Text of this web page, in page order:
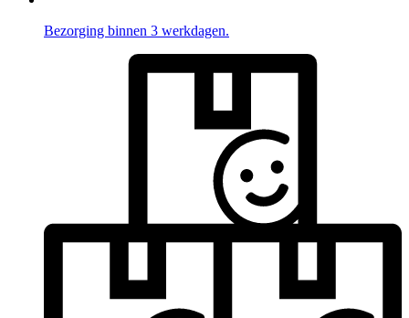
Bezorging binnen 3 werkdagen.